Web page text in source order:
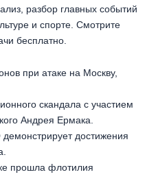
разбор главных событий
и спорте. Смотрите
бесплатно.
при атаке на Москву,
скандала с участием
Андрея Ермака.
достижения
прошла флотилия